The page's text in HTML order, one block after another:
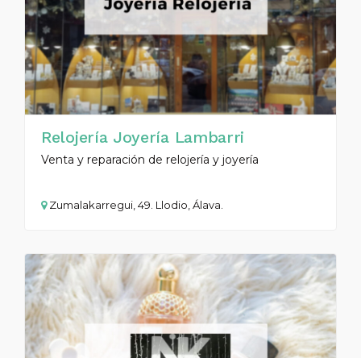
Relojería Joyería Lambarri
Venta y reparación de relojería y joyería
Zumalakarregui, 49. Llodio, Álava.